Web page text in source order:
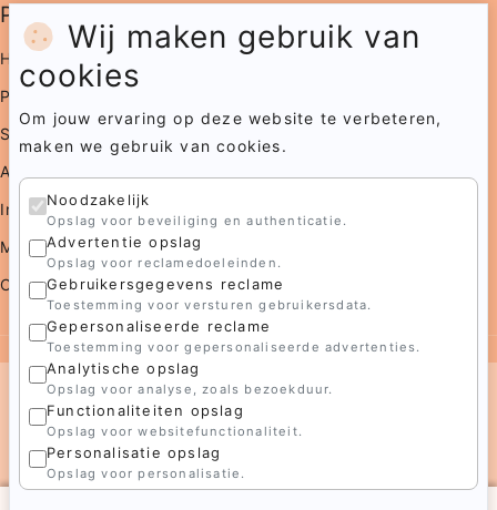
Wij maken gebruik van
cookies
Om jouw ervaring op deze website te verbeteren,
maken we gebruik van cookies.
Noodzakelijk
Opslag voor beveiliging en authenticatie.
Advertentie opslag
Opslag voor reclamedoeleinden.
Gebruikersgegevens reclame
Toestemming voor versturen gebruikersdata.
Gepersonaliseerde reclame
Toestemming voor gepersonaliseerde advertenties.
Analytische opslag
Opslag voor analyse, zoals bezoekduur.
Functionaliteiten opslag
Opslag voor websitefunctionaliteit.
Personalisatie opslag
Opslag voor personalisatie.
Pagina's
Home
Portfolio
Samenwerkingen
Agenda
In opdracht
Media
Contact
© 2026 Irma's Atelier
Gemaakt door